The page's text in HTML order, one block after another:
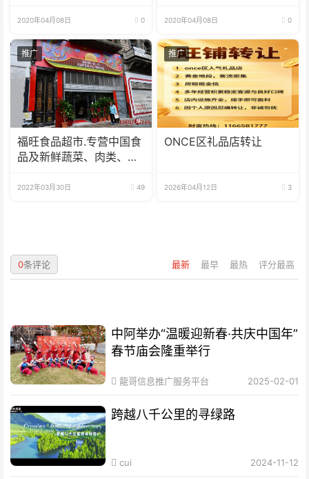
2020年04月08日 0 2020年04月08日 0
推广
福旺食品超市.专营中国食
品及新鲜蔬菜、肉类、
2022年03月30日 49
推广
ONCE区礼品店转让
2026年04月12日 3
最新 最早 最热 评分最高
0条评论
中阿举办“温暖迎新春·共庆中国年”
春节庙会隆重举行
龍哥信息推广服务平台 2025-02-01
跨越八千公里的寻绿路
cui 2024-11-12